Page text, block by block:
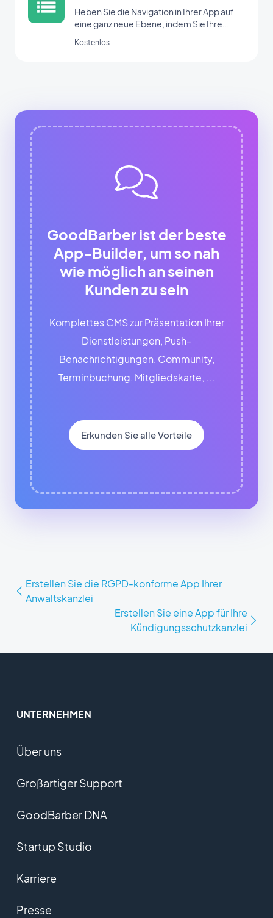
Heben Sie die Navigation in Ihrer App auf
eine ganz neue Ebene, indem Sie Ihre
organisieren.
Kostenlos
GoodBarber ist der beste
App-Builder, um so nah
wie möglich an seinen
Kunden zu sein
Komplettes CMS zur Präsentation Ihrer
Dienstleistungen, Push-
Benachrichtigungen, Community,
Terminbuchung, Mitgliedskarte, ...
Erkunden Sie alle Vorteile
Erstellen Sie die RGPD-konforme App Ihrer
Anwaltskanzlei
Erstellen Sie eine App für Ihre
Kündigungsschutzkanzlei
UNTERNEHMEN
Über uns
Großartiger Support
GoodBarber DNA
Startup Studio
Karriere
Presse